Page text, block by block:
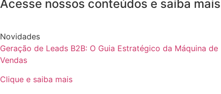
Acesse nossos conteúdos e saiba mais
Novidades
Geração de Leads B2B: O Guia Estratégico da Máquina de
Vendas
Clique e saiba mais